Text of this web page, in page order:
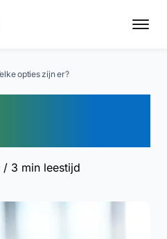
opties zijn er?
/ 3 min leestijd